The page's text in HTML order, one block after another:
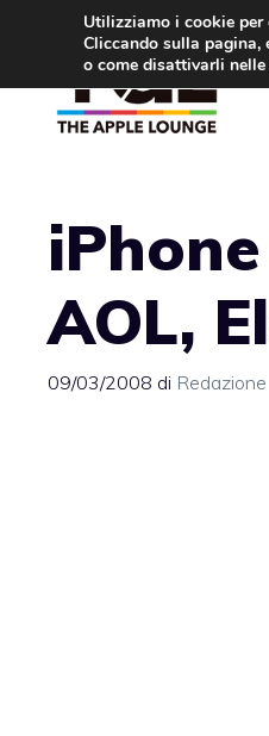
contenuto
AOL,
09/03/2008 di Redazione
Utilizziamo i cookie
Cliccando sulla
o come disattivarli nelle